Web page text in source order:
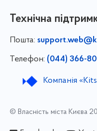
Технічна
Пошта:
Телефон: (044) 366-
Компанія
© Власність міста Києва